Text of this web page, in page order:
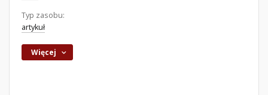
Typ zasobu:
artykuł
Więcej